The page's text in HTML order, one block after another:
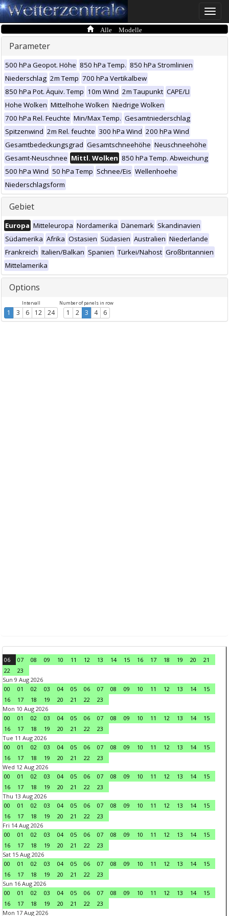
Toggle
Alle Modelle
Parameter
500 hPa Geopot. Höhe 850 hPa Temp. 850 hPa Stromlinien
Niederschlag 2m Temp 700 hPa Vertikalbew
850 hPa Pot. Äquiv. Temp 10m Wind 2m Taupunkt CAPE/LI
Hohe Wolken Mittelhohe Wolken Niedrige Wolken
700 hPa Rel. Feuchte Min/Max Temp. Gesamtniederschlag
Spitzenwind 2m Rel. feuchte 300 hPa Wind 200 hPa Wind
Gesamtbedeckungsgrad Gesamtschneehöhe Neuschneehöhe
Gesamt-Neuschnee Mittl. Wolken 850 hPa Temp. Abweichung
500 hPa Wind 50 hPa Temp Schnee/Eis Wellenhoehe
Niederschlagsform
Gebiet
Europa Mitteleuropa Nordamerika Dänemark Skandinavien
Südamerika Afrika Ostasien Südasien Australien Niederlande
Frankreich Italien/Balkan Spanien Türkei/Nahost Großbritannien
Mittelamerika
Options
Intervall
1 3 6 12 24
Number of panels in row
1 2 3 4 6
06 07 08 09 10 11 12 13 14 15 16 17 18 19 20
21
22
23
Sun 9 Aug 2026
00
01 02 03 04 05 06 07 08 09 10 11 12 13 14
15
16
17 18 19 20 21 22
23
Mon 10 Aug 2026
00
01 02 03 04 05 06 07 08 09 10 11 12 13 14
15
16
17 18 19 20 21 22
23
Tue 11 Aug 2026
00
01 02 03 04 05 06 07 08 09 10 11 12 13 14
15
16
17 18 19 20 21 22
23
Wed 12 Aug 2026
00
01 02 03 04 05 06 07 08 09 10 11 12 13 14
15
16
17 18 19 20 21 22
23
Thu 13 Aug 2026
00
01 02 03 04 05 06 07 08 09 10 11 12 13 14
15
16
17 18 19 20 21 22
23
Fri 14 Aug 2026
00
01 02 03 04 05 06 07 08 09 10 11 12 13 14
15
16
17 18 19 20 21 22
23
Sat 15 Aug 2026
00
01 02 03 04 05 06 07 08 09 10 11 12 13 14
15
16
17 18 19 20 21 22
23
Sun 16 Aug 2026
00
01 02 03 04 05 06 07 08 09 10 11 12 13 14
15
16
17 18 19 20 21 22
23
Mon 17 Aug 2026